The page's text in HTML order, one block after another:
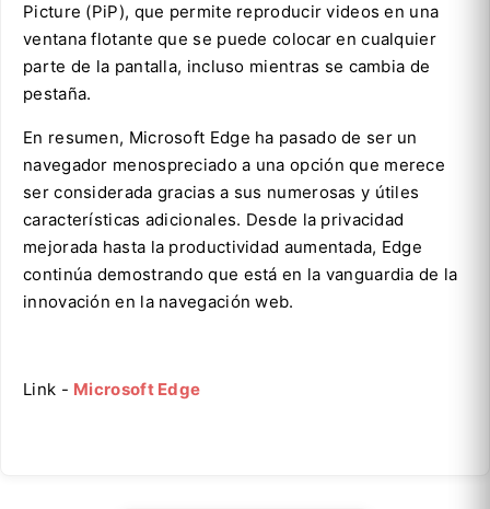
Picture (PiP), que permite reproducir videos en una
ventana flotante que se puede colocar en cualquier
parte de la pantalla, incluso mientras se cambia de
pestaña.
En resumen, Microsoft Edge ha pasado de ser un
navegador menospreciado a una opción que merece
ser considerada gracias a sus numerosas y útiles
características adicionales. Desde la privacidad
mejorada hasta la productividad aumentada, Edge
continúa demostrando que está en la vanguardia de la
innovación en la navegación web.
Link - Microsoft Edge